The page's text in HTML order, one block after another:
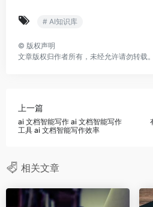
# AI知识库
© 版权声明
文章版权归作者所有，未经允许请勿转载。
上一篇
ai 文档智能写作 ai 文档智能写作
工具 ai 文档智能写作效率
相关文章